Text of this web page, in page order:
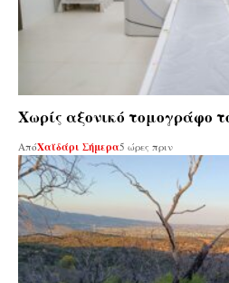
Χωρίς αξονικό τομογράφο
ΑπόΧαϊδάρι Σήμερα5 ώρες πριν